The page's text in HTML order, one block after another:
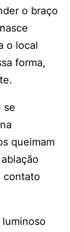
o braço
o local
forma,
se
queimam
contato